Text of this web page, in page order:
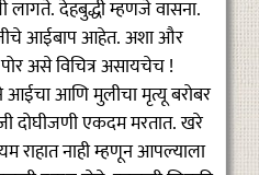
देहबुद्धी म्हणजे वासना.
आईबाप आहेत. अशा और
असे विचित्र असायचेच !
आणि मुलीचा मृत्यू बरोबर
दोघीजणी एकदम मरतात. खरे
राहात नाही म्हणून आपल्याला